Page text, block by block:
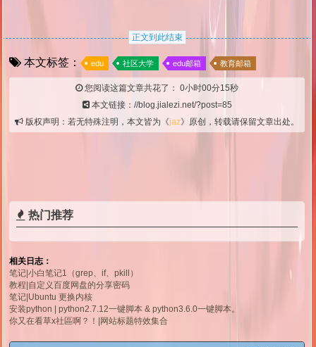
正文到此结束
本文标签： edu 社区大学 edu邮箱 教育邮箱
您阅读这篇文章共花了： 0小时00分16秒
本文链接：//blog.jialezi.net/?post=85
版权声明：若无特殊注明，本文皆为《jaz》原创，转载请保留文章出处。
热门推荐
相关日志：
笔记|小白笔记1（grep、if、pkill）
教程|自定义百度网盘的分享密码
笔记|Ubuntu 更换内核
安装python | python2.7.12一键脚本 & python3.6.0一键脚本。
你又在看草x社區啊？！|网站标题特效集合